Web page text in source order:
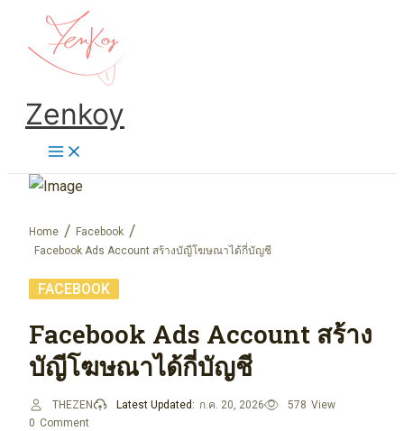
content
Zenkoy
Home
Facebook
Facebook Ads Account สร้างบัญีโฆษณาได้กี่บัญชี
FACEBOOK
Facebook Ads Account สร้าง
บัญีโฆษณาได้กี่บัญชี
THEZEN Latest Updated: ก.ค. 20, 2026 578 View
0 Comment